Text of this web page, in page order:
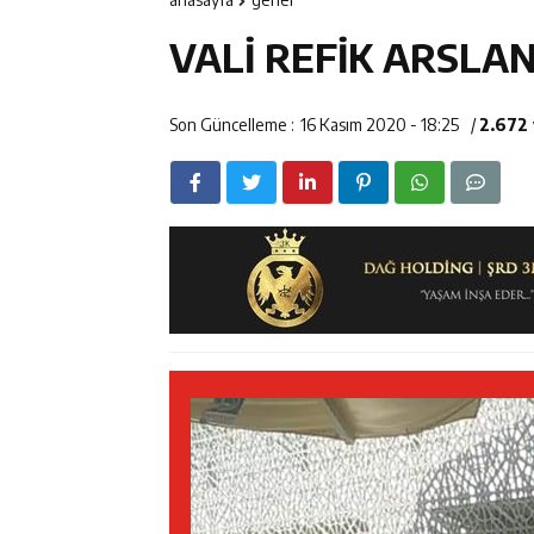
Kemah
14:22 30 İlde Deaş
14:22 Milli
14:26 Geleceğin
VALİ REFİK
Son Güncelleme : 16 Kasım 2020 - 18:25 /2.672